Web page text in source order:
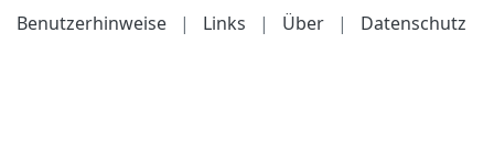
Benutzerhinweise
| Links | Über | Datenschutz